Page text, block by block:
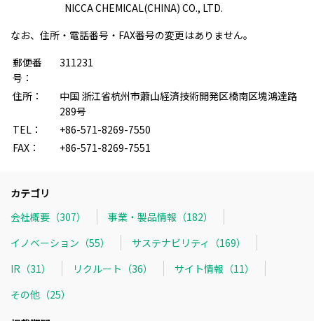
NICCA CHEMICAL(CHINA) CO., LTD.
なお、住所・電話番号・FAX番号の変更はありません。
郵便番
号：
311231
住所：
中国 浙江省杭州市蕭山経済技術開発区橋南区塊鴻達路
289号
TEL：
+86-571-8269-7550
FAX：
+86-571-8269-7551
カテゴリ
会社概要（307）
事業・製品情報（182）
イノベーション（55）
サステナビリティ（169）
IR（31）
リクルート（36）
サイト情報（11）
その他（25）